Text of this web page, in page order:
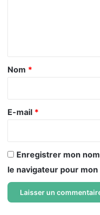
a
e
Nom *
E-mail *
Enregistrer mon
le navigateur pour